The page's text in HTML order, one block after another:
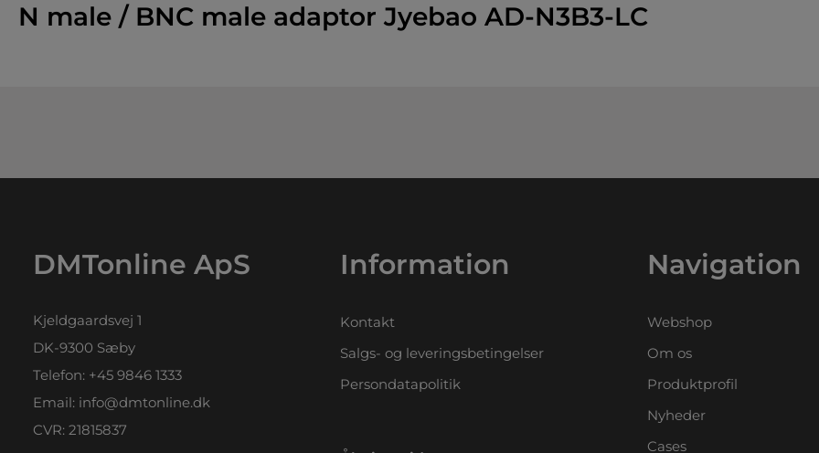
N male / BNC male adaptor Jyebao AD-N3B3-LC
DMTonline ApS
Kjeldgaardsvej 1
DK-9300 Sæby
Telefon: +45 9846 1333
Email: info@dmtonline.dk
CVR: 21815837
Information
Kontakt
Salgs- og leveringsbetingelser
Persondatapolitik
Navigation
Webshop
Om os
Produktprofil
Nyheder
Cases